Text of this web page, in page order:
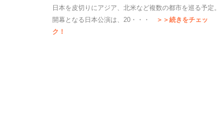
日本を皮切りにアジア、北米など複数の都市を巡る予定。
開幕となる日本公演は、20・・・
＞＞続きをチェッ
ク！